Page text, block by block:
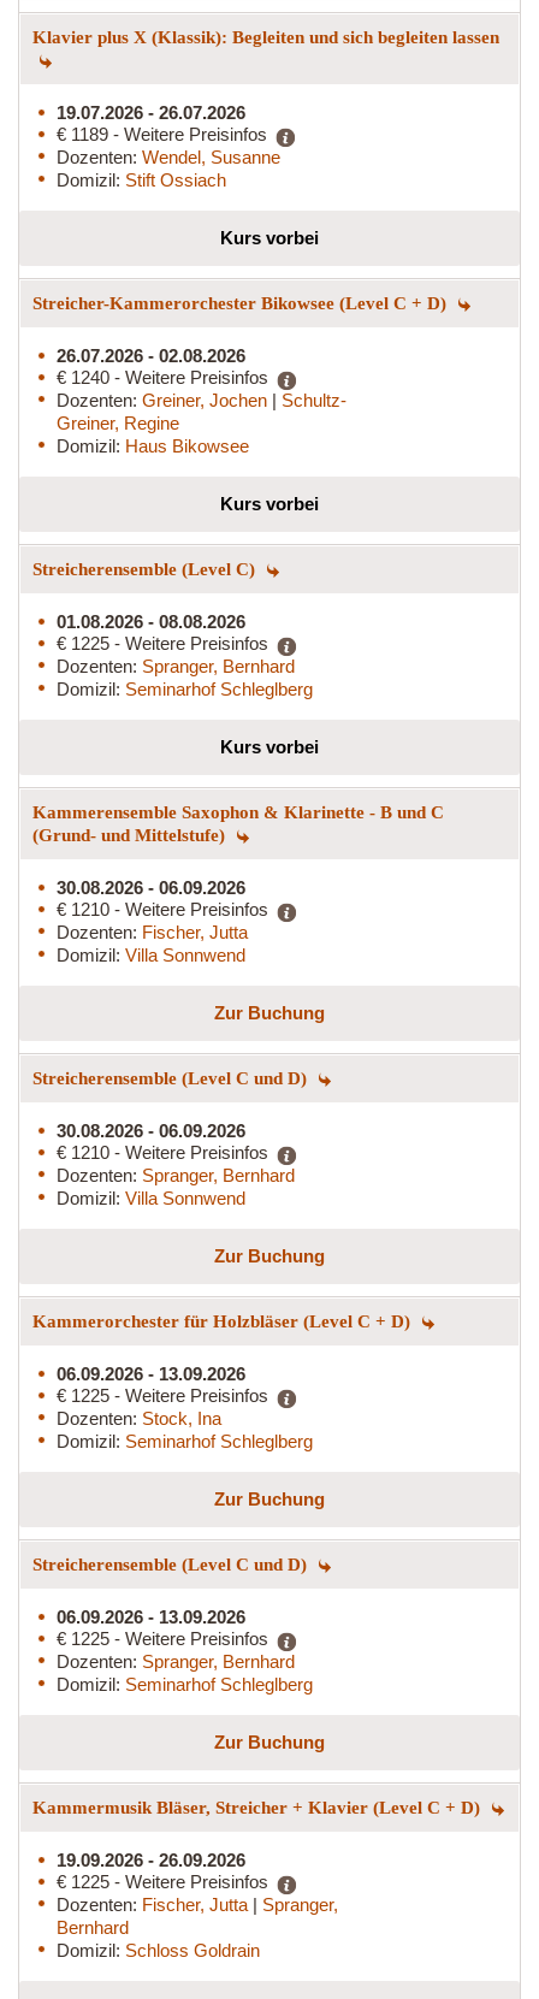
Klavier plus X (Klassik): Begleiten und sich begleiten lassen
19.07.2026 - 26.07.2026
€ 1189 - Weitere Preisinfos
Dozenten: Wendel, Susanne
Domizil: Stift Ossiach
Kurs vorbei
Streicher-Kammerorchester Bikowsee (Level C + D)
26.07.2026 - 02.08.2026
€ 1240 - Weitere Preisinfos
Dozenten: Greiner, Jochen | Schultz-
Greiner, Regine
Domizil: Haus Bikowsee
Kurs vorbei
Streicherensemble (Level C)
01.08.2026 - 08.08.2026
€ 1225 - Weitere Preisinfos
Dozenten: Spranger, Bernhard
Domizil: Seminarhof Schleglberg
Kurs vorbei
Kammerensemble Saxophon & Klarinette - B und C
(Grund- und Mittelstufe)
30.08.2026 - 06.09.2026
€ 1210 - Weitere Preisinfos
Dozenten: Fischer, Jutta
Domizil: Villa Sonnwend
Zur Buchung
Streicherensemble (Level C und D)
30.08.2026 - 06.09.2026
€ 1210 - Weitere Preisinfos
Dozenten: Spranger, Bernhard
Domizil: Villa Sonnwend
Zur Buchung
Kammerorchester für Holzbläser (Level C + D)
06.09.2026 - 13.09.2026
€ 1225 - Weitere Preisinfos
Dozenten: Stock, Ina
Domizil: Seminarhof Schleglberg
Zur Buchung
Streicherensemble (Level C und D)
06.09.2026 - 13.09.2026
€ 1225 - Weitere Preisinfos
Dozenten: Spranger, Bernhard
Domizil: Seminarhof Schleglberg
Zur Buchung
Kammermusik Bläser, Streicher + Klavier (Level C + D)
19.09.2026 - 26.09.2026
€ 1225 - Weitere Preisinfos
Dozenten: Fischer, Jutta | Spranger,
Bernhard
Domizil: Schloss Goldrain